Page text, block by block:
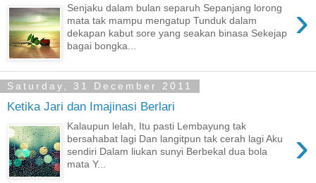
›
Senjaku dalam bulan separuh Sepanjang lorong
mata tak mampu mengatup Tunduk dalam
dekapan kabut sore yang seakan binasa Sekejap
bagai bongka...
Saturday, 31 December 2011
Ketika Jari dan Imajinasi Berlari
›
Kalaupun lelah, Itu pasti Lembayung tak
bersahabat lagi Dan langitpun tak cerah lagi Aku
sendiri Dalam liukan sunyi Berbekal dua bola
mata Y...